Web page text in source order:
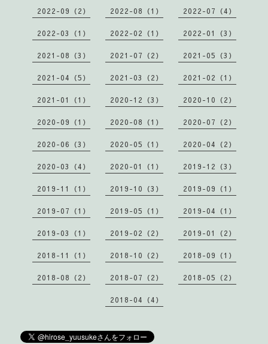
2022-09（2） 2022-08（1） 2022-07（4）
2022-03（1） 2022-02（1） 2022-01（3）
2021-08（3） 2021-07（2） 2021-05（3）
2021-04（5） 2021-03（2） 2021-02（1）
2021-01（1） 2020-12（3） 2020-10（2）
2020-09（1） 2020-08（1） 2020-07（2）
2020-06（3） 2020-05（1） 2020-04（2）
2020-03（4） 2020-01（1） 2019-12（3）
2019-11（1） 2019-10（3） 2019-09（1）
2019-07（1） 2019-05（1） 2019-04（1）
2019-03（1） 2019-02（2） 2019-01（2）
2018-11（1） 2018-10（2） 2018-09（1）
2018-08（2） 2018-07（2） 2018-05（2）
2018-04（4）